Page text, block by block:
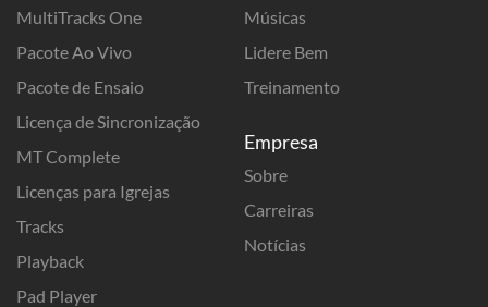
MultiTracks One
Pacote Ao Vivo
Pacote de Ensaio
Licença de Sincronização
MT Complete
Licenças para Igrejas
Tracks
Playback
Pad Player
Músicas
Lidere Bem
Treinamento
Empresa
Sobre
Carreiras
Notícias